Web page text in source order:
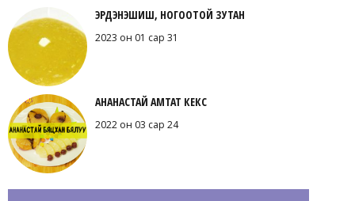
ЭРДЭНЭШИШ, НОГООТОЙ ЗУТАН
2023 он 01 сар 31
АНАНАСТАЙ АМТАТ КЕКС
2022 он 03 сар 24